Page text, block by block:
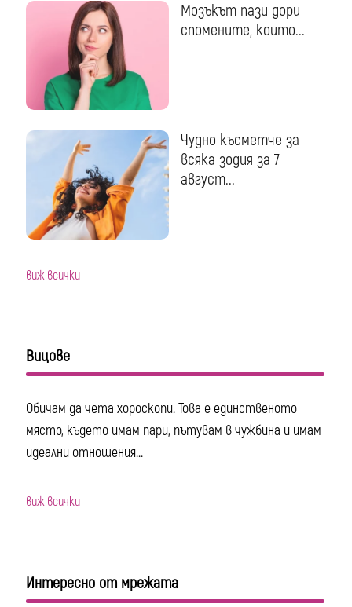
Мозъкът пази дори
спомените, които...
Чудно късметче за
всяка зодия за 7
август...
виж всички
Вицове
Обичам да чета хороскопи. Това е единственото
място, където имам пари, пътувам в чужбина и имам
идеални отношения...
виж всички
Интересно от мрежата